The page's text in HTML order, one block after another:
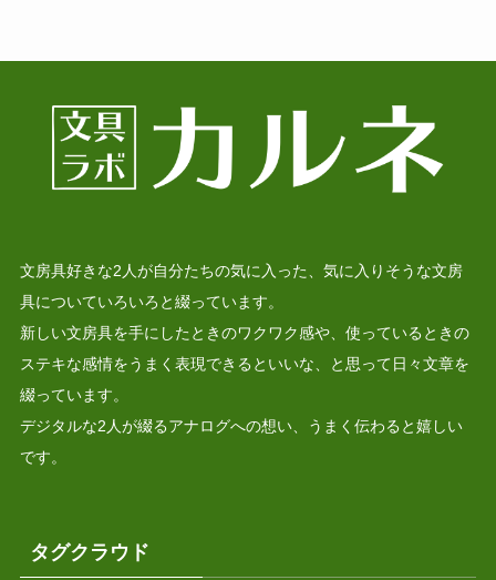
文房具好きな2人が自分たちの気に入った、気に入りそうな文房
具についていろいろと綴っています。
新しい文房具を手にしたときのワクワク感や、使っているときの
ステキな感情をうまく表現できるといいな、と思って日々文章を
綴っています。
デジタルな2人が綴るアナログへの想い、うまく伝わると嬉しい
です。
タグクラウド